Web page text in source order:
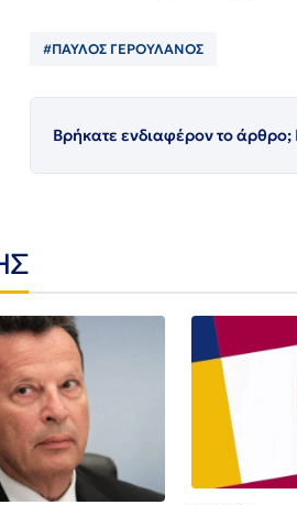
#ΠΑΥΛΟΣ ΓΕΡΟΥΛΑΝΟΣ
Βρήκατε ενδιαφέρον το άρθρο;